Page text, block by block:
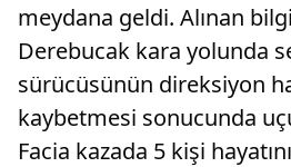
meydana geldi. Alınan
Derebucak kara yolunda
sürücüsünün direksiyon
kaybetmesi sonucunda
Facia kazada 5 kişi